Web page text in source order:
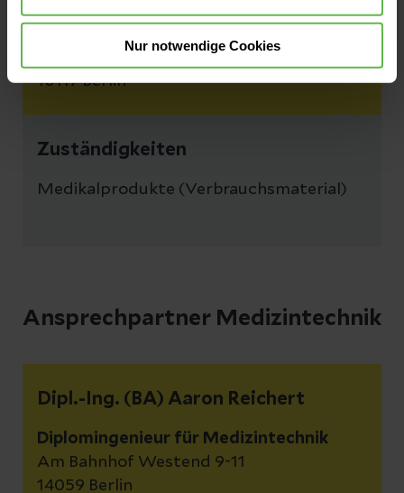
Nur notwendige Cookies
Gundula Dahl
10117 Berlin
Zuständigkeiten
Medikalprodukte (Verbrauchsmaterial)
Ansprechpartner Medizintechnik
Dipl.-Ing. (BA) Aaron Reichert
Diplomingenieur für Medizintechnik
Am Bahnhof Westend 9-11
14059 Berlin